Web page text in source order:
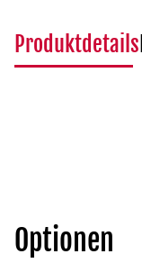
Produktdetails
Optionen